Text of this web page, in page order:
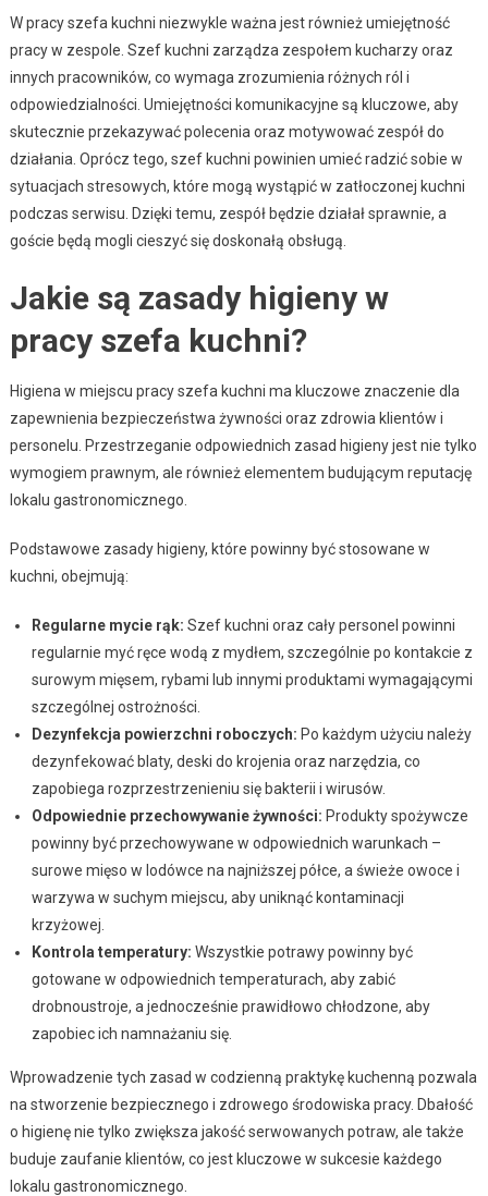
W pracy szefa kuchni niezwykle ważna jest również umiejętność
pracy w zespole. Szef kuchni zarządza zespołem kucharzy oraz
innych pracowników, co wymaga zrozumienia różnych ról i
odpowiedzialności. Umiejętności komunikacyjne są kluczowe, aby
skutecznie przekazywać polecenia oraz motywować zespół do
działania. Oprócz tego, szef kuchni powinien umieć radzić sobie w
sytuacjach stresowych, które mogą wystąpić w zatłoczonej kuchni
podczas serwisu. Dzięki temu, zespół będzie działał sprawnie, a
goście będą mogli cieszyć się doskonałą obsługą.
Jakie są zasady higieny w
pracy szefa kuchni?
Higiena w miejscu pracy szefa kuchni ma kluczowe znaczenie dla
zapewnienia bezpieczeństwa żywności oraz zdrowia klientów i
personelu. Przestrzeganie odpowiednich zasad higieny jest nie tylko
wymogiem prawnym, ale również elementem budującym reputację
lokalu gastronomicznego.
Podstawowe zasady higieny, które powinny być stosowane w
kuchni, obejmują:
Regularne mycie rąk: Szef kuchni oraz cały personel powinni
regularnie myć ręce wodą z mydłem, szczególnie po kontakcie z
surowym mięsem, rybami lub innymi produktami wymagającymi
szczególnej ostrożności.
Dezynfekcja powierzchni roboczych: Po każdym użyciu należy
dezynfekować blaty, deski do krojenia oraz narzędzia, co
zapobiega rozprzestrzenieniu się bakterii i wirusów.
Odpowiednie przechowywanie żywności: Produkty spożywcze
powinny być przechowywane w odpowiednich warunkach –
surowe mięso w lodówce na najniższej półce, a świeże owoce i
warzywa w suchym miejscu, aby uniknąć kontaminacji
krzyżowej.
Kontrola temperatury: Wszystkie potrawy powinny być
gotowane w odpowiednich temperaturach, aby zabić
drobnoustroje, a jednocześnie prawidłowo chłodzone, aby
zapobiec ich namnażaniu się.
Wprowadzenie tych zasad w codzienną praktykę kuchenną pozwala
na stworzenie bezpiecznego i zdrowego środowiska pracy. Dbałość
o higienę nie tylko zwiększa jakość serwowanych potraw, ale także
buduje zaufanie klientów, co jest kluczowe w sukcesie każdego
lokalu gastronomicznego.